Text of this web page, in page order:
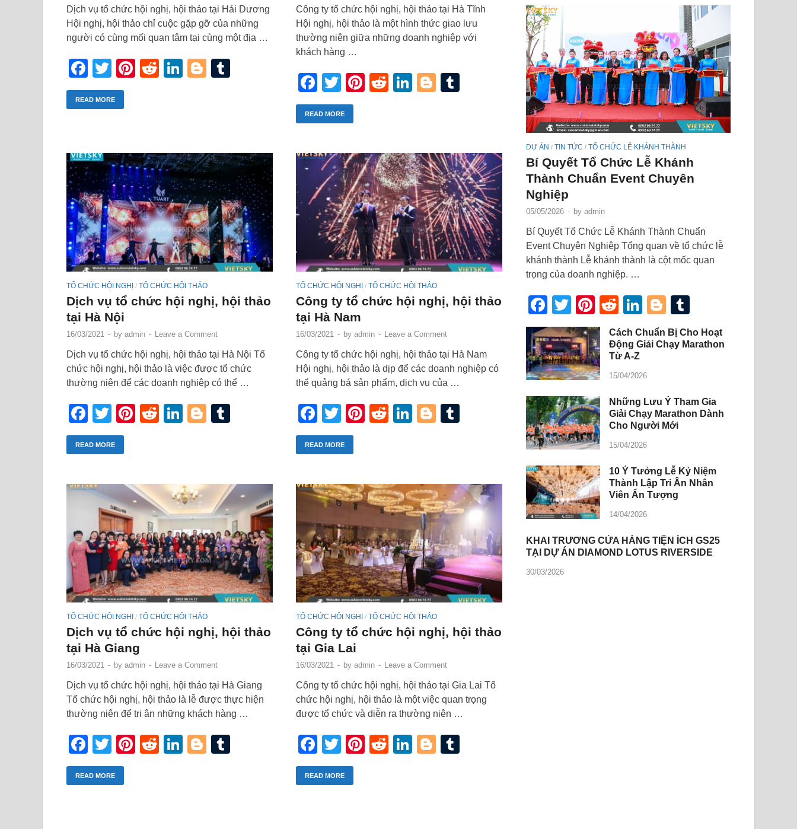
Dịch vụ tổ chức hội nghị, hội thảo tại Hải Dương
Hội nghị, hội thảo chỉ cuộc gặp gỡ của những
người có cùng mối quan tâm tại cùng một địa …
Facebook
Twitter
Pinterest
RedditLinkedIn
Blogger
READ MORE
Công ty tổ chức hội nghị, hội thảo tại Hà Tĩnh
Hội nghị, hội thảo là một hình thức giao lưu
thường niên giữa những doanh nghiệp với
khách hàng …
Facebook
Twitter
Pinterest
RedditLinkedIn
Blogger
READ MORE
TỔ CHỨC HỘI NGHỊ / TỔ CHỨC HỘI THẢO
Dịch vụ tổ chức hội nghị, hội thảo
tại Hà Nội
16/03/2021 - by admin - Leave a Comment
Dịch vụ tổ chức hội nghị, hội thảo tại Hà Nội Tổ
chức hội nghị, hội thảo là việc được tổ chức
thường niên để các doanh nghiệp có thể …
Facebook
Twitter
Pinterest
RedditLinkedIn
Blogger
READ MORE
TỔ CHỨC HỘI NGHỊ / TỔ CHỨC HỘI THẢO
Công ty tổ chức hội nghị, hội thảo
tại Hà Nam
16/03/2021 - by admin - Leave a Comment
Công ty tổ chức hội nghị, hội thảo tại Hà Nam
Hội nghị, hội thảo là dịp để các doanh nghiệp có
thể quảng bá sản phẩm, dịch vụ của …
Facebook
Twitter
Pinterest
RedditLinkedIn
Blogger
READ MORE
TỔ CHỨC HỘI NGHỊ / TỔ CHỨC HỘI THẢO
Dịch vụ tổ chức hội nghị, hội thảo
tại Hà Giang
16/03/2021 - by admin - Leave a Comment
Dịch vụ tổ chức hội nghị, hội thảo tại Hà Giang
Tổ chức hội nghị, hội thảo là lễ được thực hiện
thường niên để tri ân những khách hàng …
Facebook
Twitter
Pinterest
RedditLinkedIn
Blogger
READ MORE
TỔ CHỨC HỘI NGHỊ / TỔ CHỨC HỘI THẢO
Công ty tổ chức hội nghị, hội thảo
tại Gia Lai
16/03/2021 - by admin - Leave a Comment
Công ty tổ chức hội nghị, hội thảo tại Gia Lai Tổ
chức hội nghị, hội thảo là một việc quan trọng
được tổ chức và diễn ra thường niên …
Facebook
Twitter
Pinterest
RedditLinkedIn
Blogger
READ MORE
DỰ ÁN / TIN TỨC / TỔ CHỨC LỄ KHÁNH THÀNH
Bí Quyết Tổ Chức Lễ Khánh
Thành Chuẩn Event Chuyên
Nghiệp
05/05/2026 - byadmin
Bí Quyết Tổ Chức Lễ Khánh Thành Chuẩn
Event Chuyên Nghiệp Tổng quan về tổ chức lễ
khánh thành Lễ khánh thành là cột mốc quan
trọng của doanh nghiệp. …
Facebook
Twitter
Pinterest
RedditLinkedIn
Blogger
Cách Chuẩn Bị Cho Hoạt
Động Giải Chạy Marathon
Từ A-Z
15/04/2026
Những Lưu Ý Tham Gia
Giải Chạy Marathon Dành
Cho Người Mới
15/04/2026
10 Ý Tưởng Lễ Kỷ Niệm
Thành Lập Tri Ân Nhân
Viên Ấn Tượng
14/04/2026
KHAI TRƯƠNG CỬA HÀNG TIỆN ÍCH GS25
TẠI DỰ ÁN DIAMOND LOTUS RIVERSIDE
30/03/2026